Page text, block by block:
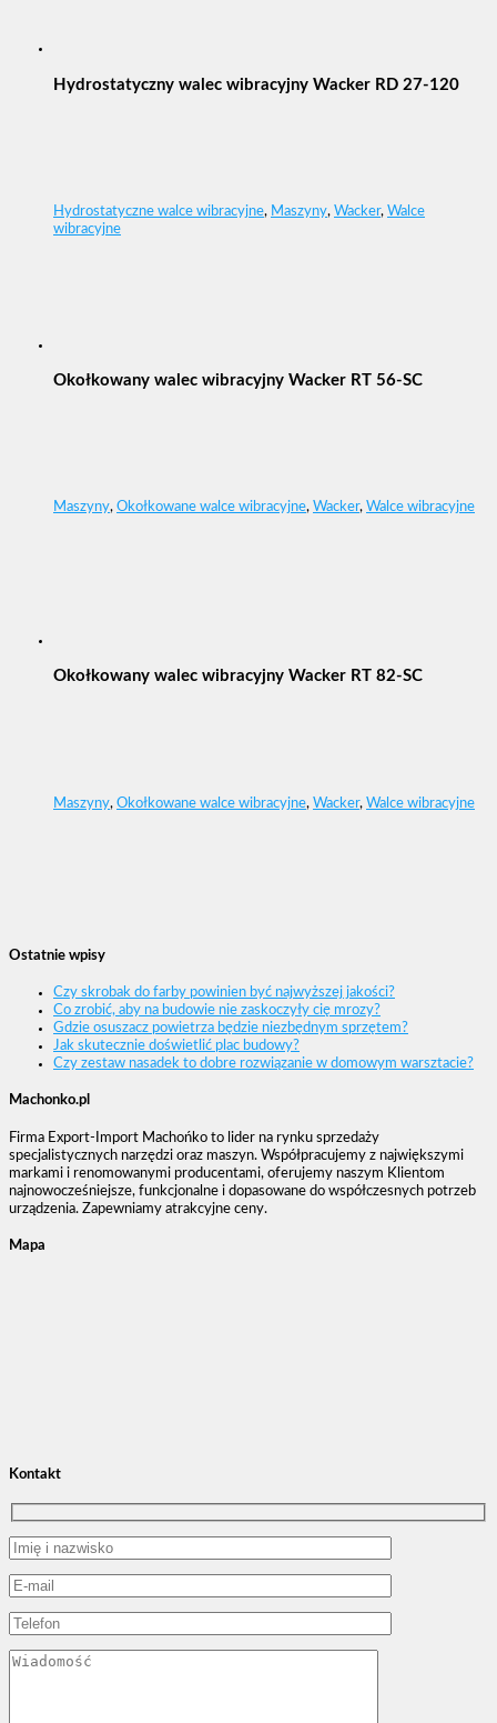
Hydrostatyczny walec wibracyjny Wacker RD 27-120
Hydrostatyczne walce wibracyjne, Maszyny, Wacker, Walce
wibracyjne
Okołkowany walec wibracyjny Wacker RT 56-SC
Maszyny, Okołkowane walce wibracyjne, Wacker, Walce wibracyjne
Okołkowany walec wibracyjny Wacker RT 82-SC
Maszyny, Okołkowane walce wibracyjne, Wacker, Walce wibracyjne
Ostatnie wpisy
Czy skrobak do farby powinien być najwyższej jakości?
Co zrobić, aby na budowie nie zaskoczyły cię mrozy?
Gdzie osuszacz powietrza będzie niezbędnym sprzętem?
Jak skutecznie doświetlić plac budowy?
Czy zestaw nasadek to dobre rozwiązanie w domowym warsztacie?
Machonko.pl
Firma Export-Import Machońko to lider na rynku sprzedaży
specjalistycznych narzędzi oraz maszyn. Współpracujemy z największymi
markami i renomowanymi producentami, oferujemy naszym Klientom
najnowocześniejsze, funkcjonalne i dopasowane do współczesnych potrzeb
urządzenia. Zapewniamy atrakcyjne ceny.
Mapa
Kontakt